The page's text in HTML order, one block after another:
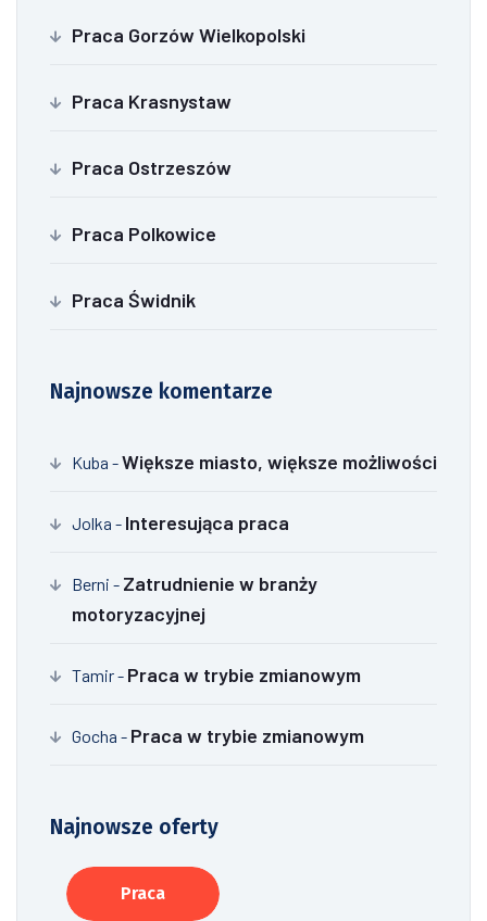
Praca Gorzów Wielkopolski
Praca Krasnystaw
Praca Ostrzeszów
Praca Polkowice
Praca Świdnik
Najnowsze komentarze
Kuba -Większe miasto, większe możliwości
Jolka - Interesująca praca
Berni - Zatrudnienie w branży
motoryzacyjnej
Tamir- Praca w trybie zmianowym
Gocha - Praca w trybie zmianowym
Najnowsze oferty
Praca